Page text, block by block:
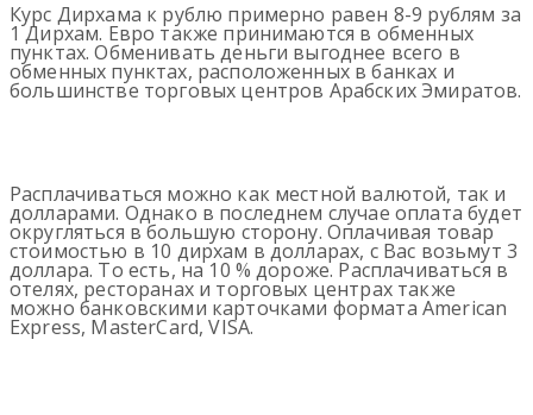
Курс Дирхама к рублю примерно равен 8-9 рублям за
1 Дирхам. Евро также принимаются в обменных
пунктах. Обменивать деньги выгоднее всего в
обменных пунктах, расположенных в банках и
большинстве торговых центров Арабских Эмиратов.
Расплачиваться можно как местной валютой, так и
долларами. Однако в последнем случае оплата будет
округляться в большую сторону. Оплачивая товар
стоимостью в 10 дирхам в долларах, с Вас возьмут 3
доллара. То есть, на 10 % дороже. Расплачиваться в
отелях, ресторанах и торговых центрах также
можно банковскими карточками формата American
Express, MasterCard, VISA.